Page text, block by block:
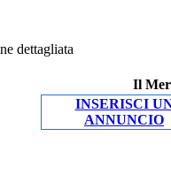
dettagliata
Il
INSERISCI
ANNUNCIO